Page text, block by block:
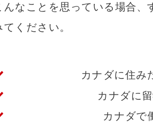
んなことを思っている場合
てください。
カナダに住み
カナダに
カナダで